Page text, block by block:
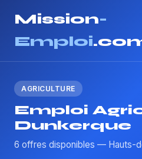
Mission-
Emploi
AGRICULTURE
Emploi
Dunkerque
6 offres disponibles — Hauts-